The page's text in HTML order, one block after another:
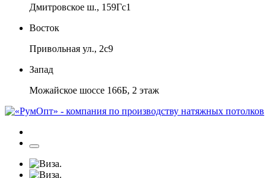
Дмитровское ш., 159Гс1
Восток
Привольная ул., 2с9
Запад
Можайское шоссе 166Б, 2 этаж